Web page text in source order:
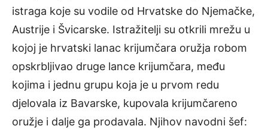
istraga koje su vodile od Hrvatske do Njemačke,
Austrije i Švicarske. Istražitelji su otkrili mrežu u
kojoj je hrvatski lanac krijumčara oružja robom
opskrbljivao druge lance krijumčara, među
kojima i jednu grupu koja je u prvom redu
djelovala iz Bavarske, kupovala krijumčareno
oružje i dalje ga prodavala. Njihov navodni šef: